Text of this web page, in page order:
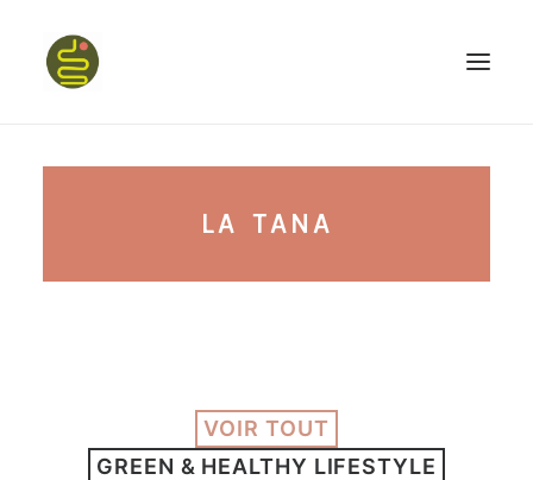
PROGRAMME HAPPY BELLY
CONFÉRENCES
LA TANA
VOIR TOUT
GREEN & HEALTHY LIFESTYLE